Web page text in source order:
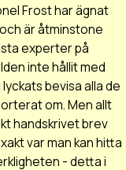
Frost har ägnat
är åtminstone
experter på
inte hållit med
bevisa alla de
om. Men allt
handskrivet brev
var man kan hitta
- detta i